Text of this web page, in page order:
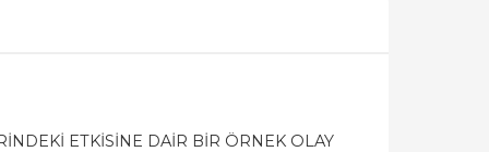
ETKİSİNE DAİR BİR ÖRNEK OLAY